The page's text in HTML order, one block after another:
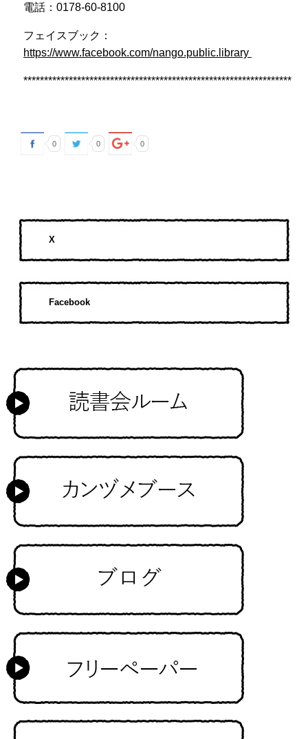
電話： 0178-60-8100
フェイスブック：
https://www.facebook.com/nango.public.library
*****************************************************************
0 0 0
X
Facebook